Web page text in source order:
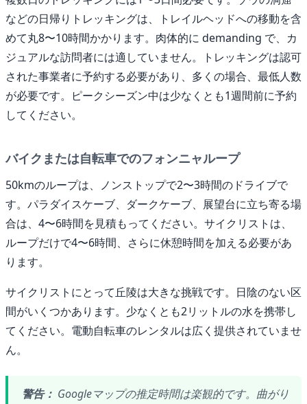
などの日帰りトレッキングは、トレイルヘッドへの移動を含
めて丸8〜10時間かかります。肉体的に demanding で、カ
ジュアルな訪問者には適していません。トレッキングは認可
された事業者に予約する必要があり、多くの場合、最低人数
が必要です。ピークシーズン中は少なくとも1週間前に予約
してください。
バイクまたは自転車でのフォンニャループ
50kmのループは、ノンストップで2〜3時間のドライブで
す。パラダイスケーブ、ダークケーブ、展望台に立ち寄る場
合は、4〜6時間を見積もってください。サイクリストは、
ループだけで4〜6時間、さらに休憩時間を加える必要があ
ります。
サイクリストにとって丘陵は大きな挑戦です。日陰のない区
間がいくつかあります。少なくとも2リットルの水を携帯し
てください。電動自転車のレンタルは広く提供されていませ
ん。
警告： Googleマップの推定時間は楽観的です。曲がり